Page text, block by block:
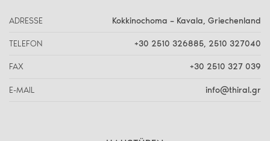
ADRESSE Kokkinochoma – Kavala, Griechenland
TELEFON +30 2510 326885, 2510 327040
FAX +30 2510 327 039
E-MAIL info@thiral.gr